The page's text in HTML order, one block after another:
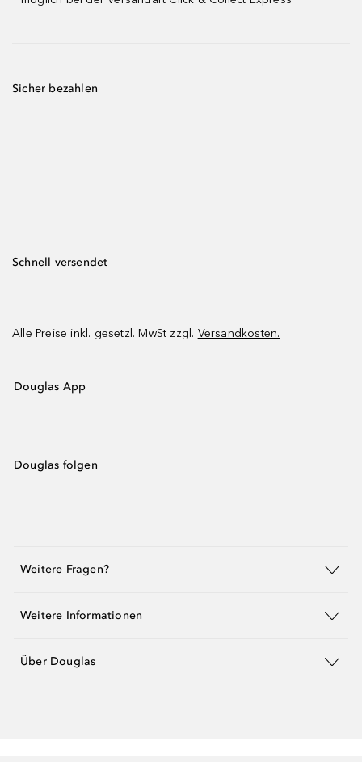
Sicher bezahlen
Schnell versendet
Alle Preise inkl. gesetzl. MwSt zzgl. Versandkosten.
Douglas App
Douglas folgen
Weitere Fragen?
Weitere Informationen
Über Douglas